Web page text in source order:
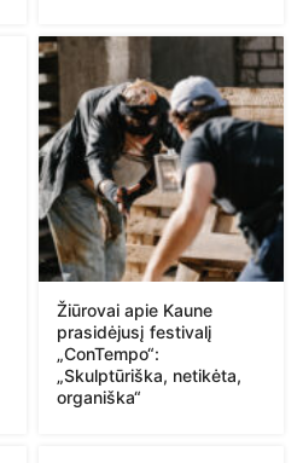
Žiūrovai apie Kaune
prasidėjusį festivalį
„ConTempo“:
„Skulptūriška, netikėta,
organiška“